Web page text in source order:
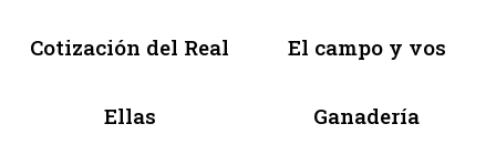
Cotización del Real El campo y vos
Ellas Ganadería